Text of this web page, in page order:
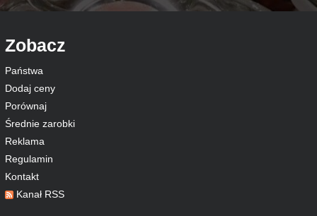
Zobacz
Państwa
Dodaj ceny
Porównaj
Średnie zarobki
Reklama
Regulamin
Kontakt
Kanał RSS